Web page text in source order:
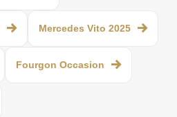
Mercedes Vito 2025
Fourgon Occasion